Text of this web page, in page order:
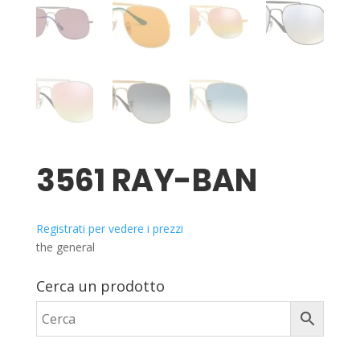
3561 RAY-BAN
Registrati per vedere i prezzi
the general
Cerca un prodotto